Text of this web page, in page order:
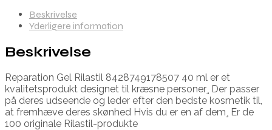
Beskrivelse
Yderligere information
Beskrivelse
Reparation Gel Rilastil 8428749178507 40 ml er et
kvalitetsprodukt designet til kræsne personer¸ Der passer
på deres udseende og leder efter den bedste kosmetik til,
at fremhæve deres skønhed Hvis du er en af dem¸ Er de
100 originale Rilastil-produkte